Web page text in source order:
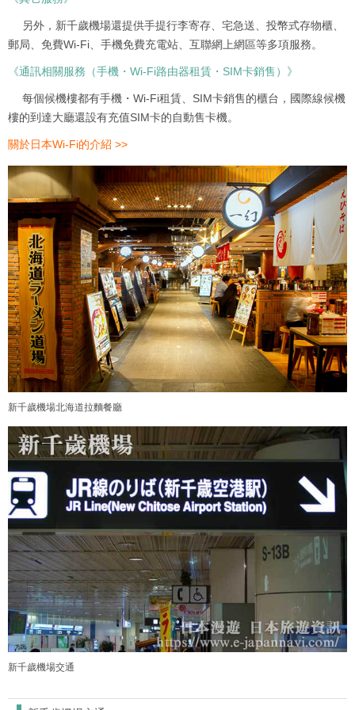
另外，新千歲機場還提供手提行李寄存、宅急送、投幣式存物櫃、
郵局、免費Wi-Fi、手機免費充電站、互聯網上網區等多項服務。
《通訊相關服務（手機・Wi-Fi路由器租賃・SIM卡銷售）》
每個候機樓都有手機・Wi-Fi租賃、SIM卡銷售的櫃台，國際線候機
樓的到達大廳還設有充值SIM卡的自動售卡機。
關於日本Wi-Fi的介紹 >>
新千歲機場北海道拉麵餐廳
新千歲機場交通